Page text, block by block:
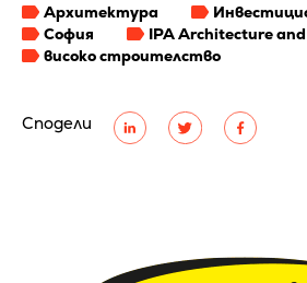
Сподели
Архитектура
София
IPA Architecture
високо строителство